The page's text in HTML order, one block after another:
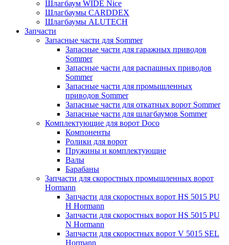
Шлагбаум WIDE Nice
Шлагбаумы CARDDEX
Шлагбаумы ALUTECH
Запчасти
Запасные части для Sommer
Запасные части для гаражных приводов
Sommer
Запасные части для распашных приводов
Sommer
Запасные части для промышленных
приводов Sommer
Запасные части для откатных ворот Sommer
Запасные части для шлагбаумов Sommer
Комплектующие для ворот Doco
Компоненты
Ролики для ворот
Пружины и комплектующие
Валы
Барабаны
Запчасти для скоростных промышленных ворот
Hormann
Запчасти для скоростных ворот HS 5015 PU
H Hormann
Запчасти для скоростных ворот HS 5015 PU
N Hormann
Запчасти для скоростных ворот V 5015 SEL
Hormann